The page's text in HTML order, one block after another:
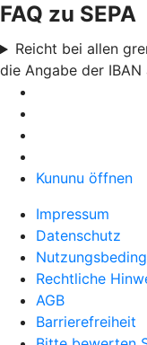
FAQ zu SEPA
Reicht bei allen
die Angabe der IBAN
Kununu öffnen
Impressum
Datenschutz
Rechtliche
AGB
Barrierefreiheit